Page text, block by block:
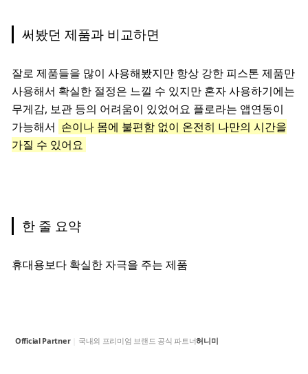
써봤던 제품과 비교하면
잘로 제품들을 많이 사용해봤지만 항상 강한 피스톤 제품만
사용해서 확실한 절정은 느낄 수 있지만 혼자 사용하기에는
무게감, 보관 등의 어려움이 있었어요 플로라는 앱연동이
가능해서 손이나 몸에 불편함 없이 온전히 나만의 시간을
가질 수 있어요
한 줄 요약
휴대용보다 확실한 자극을 주는 제품
Official Partner 국내외 프리미엄 브랜드 공식 파트너허니미